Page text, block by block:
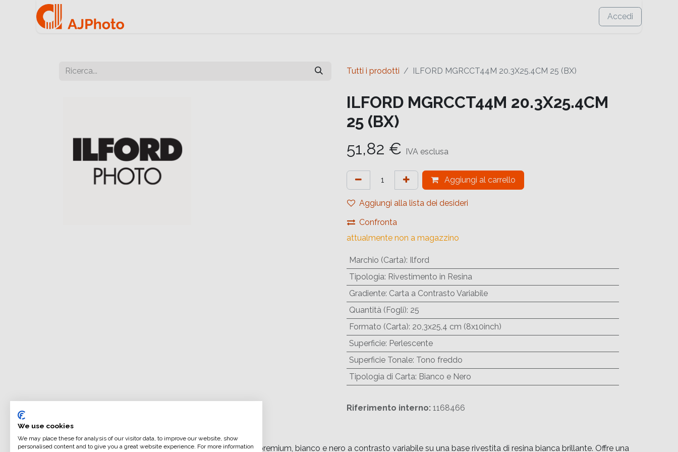
Accedi
Tutti i prodotti ILFORD MGRCCT44M 20.3X25.4CM 25 (BX)
ILFORD MGRCCT44M 20.3X25.4CM
25 (BX)
51,82 € IVA esclusa
Aggiungi al carrello
Aggiungi alla lista dei desideri
Confronta
attualmente non a magazzino
Marchio (Carta): Ilford
Tipologia: Rivestimento in Resina
Gradiente: Carta a Contrasto Variabile
Quantità (Fogli): 25
Formato (Carta): 20,3x25,4 cm (8x10inch)
Superficie: Perlescente
Superficie Tonale: Tono freddo
Tipologia di Carta: Bianco e Nero
Riferimento interno: 1168466
ILFORD MULTIGRADE IV RC DELUXE è una carta di qualità premium, bianco e nero a contrasto variabile su una base rivestita di resina bianca brillante. Offre una
We use cookies
We may place these for analysis of our visitor data, to improve our website, show
personalised content and to give you a great website experience. For more information